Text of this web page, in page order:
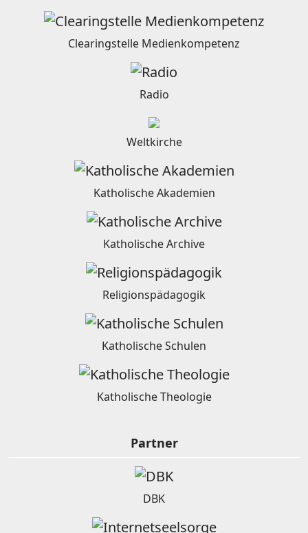
Clearingstelle Medienkompetenz
Radio
Weltkirche
Katholische Akademien
Katholische Archive
Religionspädagogik
Katholische Schulen
Katholische Theologie
Partner
DBK